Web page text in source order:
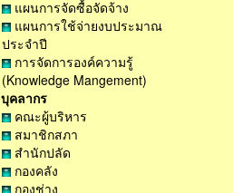
แผนการจัดซื้อจัดจ้าง
แผนการใช้จ่ายงบประมาณ
ประจำปี
การจัดการองค์ความรู้
(Knowledge Mangement)
บุคลากร
คณะผู้บริหาร
สมาชิกสภา
สำนักปลัด
กองคลัง
กองช่าง